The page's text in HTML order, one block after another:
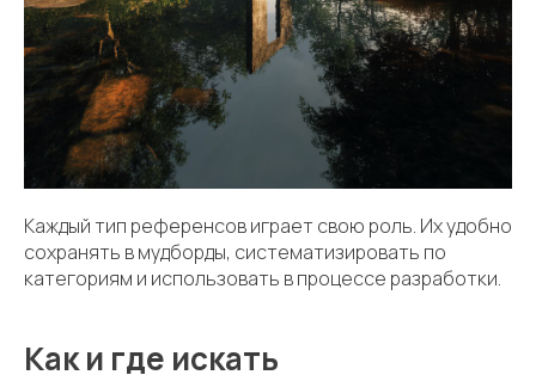
Каждый тип референсов играет свою роль. Их удобно
сохранять в мудборды, систематизировать по
категориям и использовать в процессе разработки.
Как и где искать